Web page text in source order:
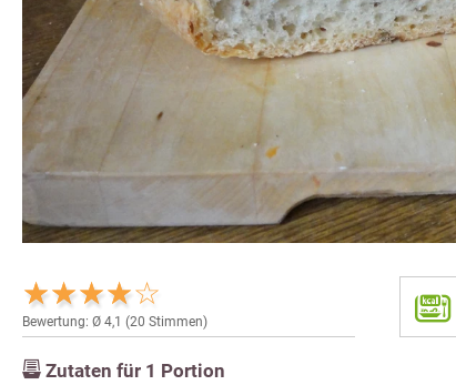
Bewertung: Ø 4,1 (20 Stimmen)
Zutaten für 1 Portion